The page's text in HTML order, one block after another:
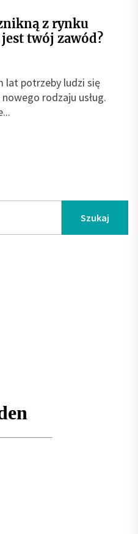
z rynku
twój zawód?
lat potrzeby ludzi się
rodzaju usług.
Szukaj